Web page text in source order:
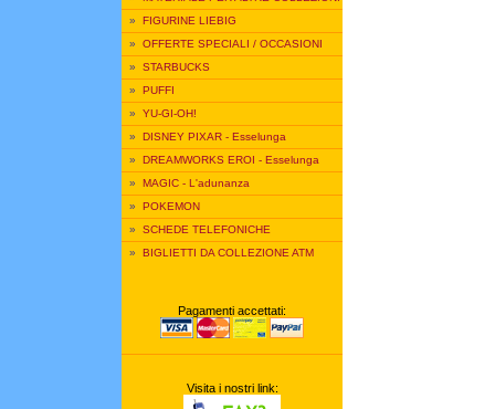
» FIGURINE LIEBIG
» OFFERTE SPECIALI / OCCASIONI
» STARBUCKS
» PUFFI
» YU-GI-OH!
» DISNEY PIXAR - Esselunga
» DREAMWORKS EROI - Esselunga
» MAGIC - L'adunanza
» POKEMON
» SCHEDE TELEFONICHE
» BIGLIETTI DA COLLEZIONE ATM
Pagamenti accettati:
Visita i nostri link: